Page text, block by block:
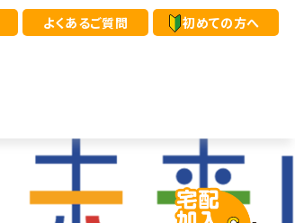
よくあるご質問 初めての方へ